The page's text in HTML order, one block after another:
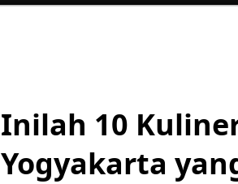
Inilah 10
Yogyakarta